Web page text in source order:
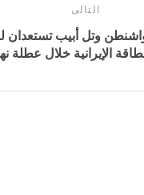
التالى
وتل أبيب
الإيرانية خلال عطلة